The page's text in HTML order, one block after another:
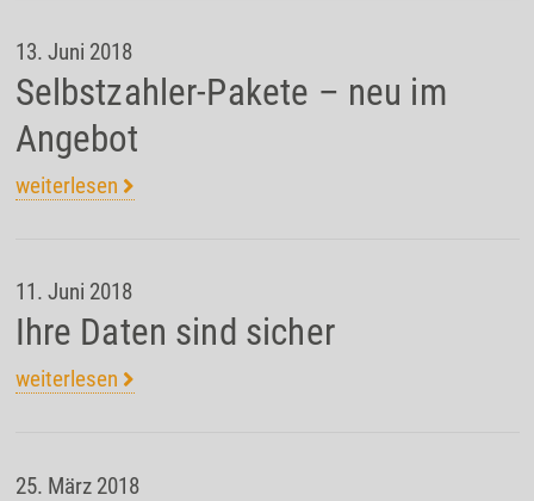
13. Juni 2018
Selbstzahler-Pakete – neu im
Angebot
weiterlesen
11. Juni 2018
Ihre Daten sind sicher
weiterlesen
25. März 2018